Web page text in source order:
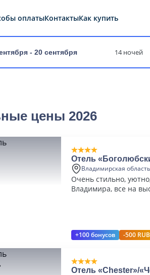
оплатыКонтактыКак купить
- 20 сентября 14 ночей
цены 2026
Отель
Владимирская
Очень стильно,
Владимира, все на
+100 бонусов -500 RUB
Отель «Chester»/